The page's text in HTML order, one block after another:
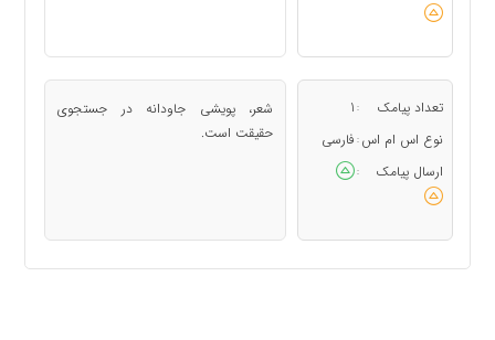
تعداد پیامک :
1
نوع اس ام اس : فارسی
ارسال پیامک
:
شعر، پویشی جاودانه در جستجوی
حقیقت است.